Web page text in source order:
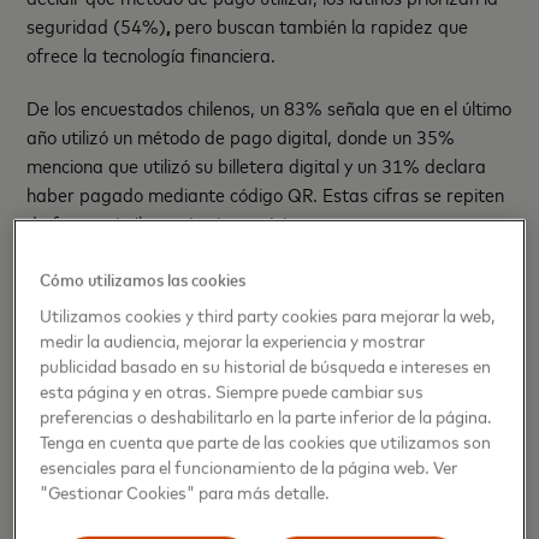
seguridad (54%),pero buscan también la rapidez que
ofrece la tecnología financiera.
De los encuestados chilenos, un 83% señala que en el último
año utilizó un método de pago digital, donde un 35%
menciona que utilizó su billetera digital y un 31% declara
haber pagado mediante código QR. Estas cifras se repiten
de forma similar en Latinoamérica.
La biometría se abre paso como la opción para encontrar el
equilibrio entre comodidad y seguridad. En Chile, un 71%
de los encuestados señala que usar tecnologías biométricas
para la identidad y los pagos es más seguro que un PIN,
una contraseña u otra forma de identificación.
Criptomonedas
En su tercera edición, el estudio de Mastercard DeFI,
Cómo utilizamos las cookies
Utilizamos cookies y third party cookies para mejorar la web,
medir la audiencia, mejorar la experiencia y mostrar
publicidad basado en su historial de búsqueda e intereses en
esta página y en otras. Siempre puede cambiar sus
preferencias o deshabilitarlo en la parte inferior de la página.
Tenga en cuenta que parte de las cookies que utilizamos son
esenciales para el funcionamiento de la página web. Ver
"Gestionar Cookies" para más detalle.